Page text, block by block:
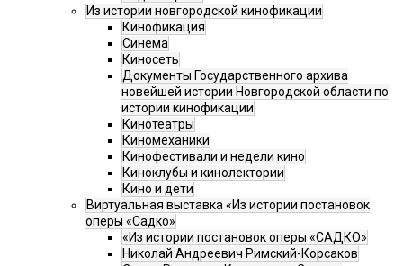
Из истории новгородской кинофикации
Кинофикация
Синема
Киносеть
Документы Государственного архива
новейшей истории Новгородской области по
истории кинофикации
Кинотеатры
Киномеханики
Кинофестивали и недели кино
Киноклубы и кинолектории
Кино и дети
Виртуальная выставка «Из истории постановок
оперы «Садко»
«Из истории постановок оперы «САДКО»
Николай Андреевич Римский-Корсаков